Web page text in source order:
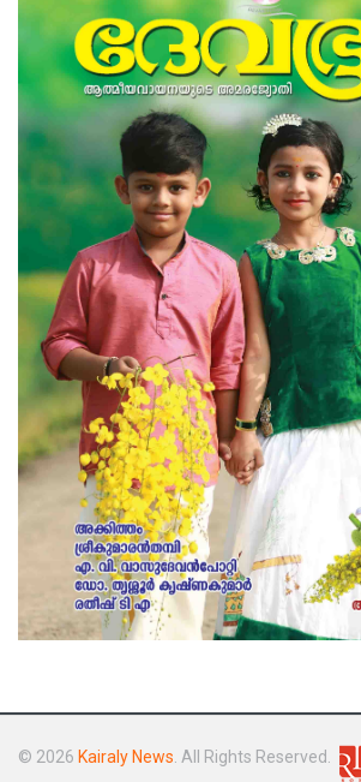
© 2026 Kairaly News . All Rights Reserved.